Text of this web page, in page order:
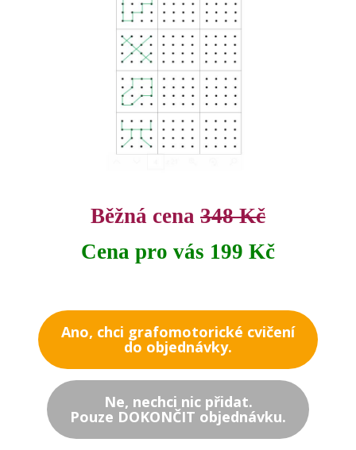
Běžná cena 348 Kč
Cena pro vás 199 Kč
Ano, chci grafomotorické cvičení
do objednávky.
Ne, nechci nic přidat.
Pouze DOKONČIT objednávku.